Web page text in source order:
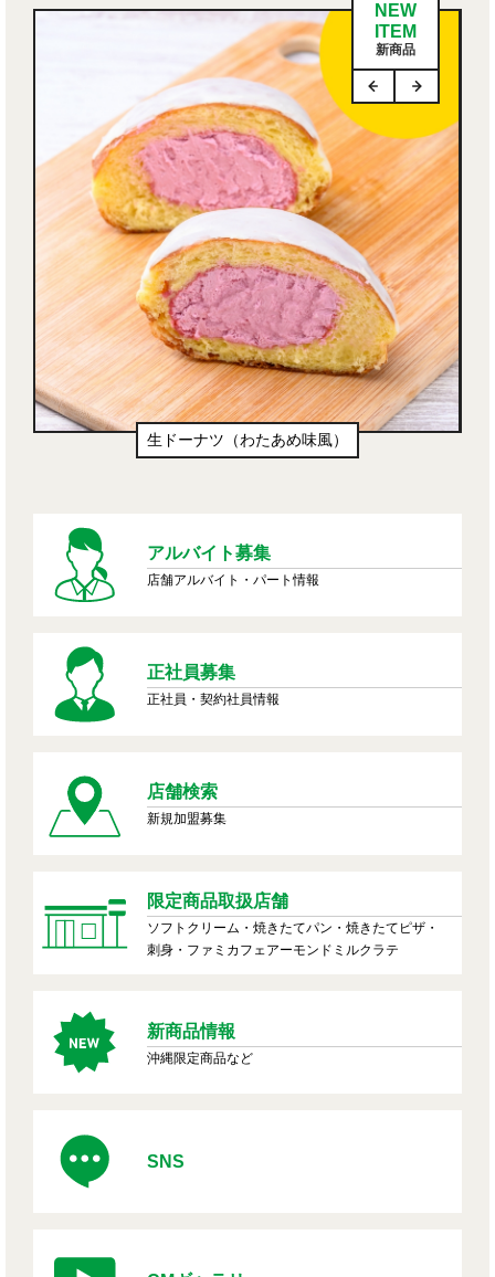
NEW
ITEM
新商品
生ドーナツ（わたあめ味風）
アルバイト募集
店舗アルバイト・パート情報
正社員募集
正社員・契約社員情報
店舗検索
新規加盟募集
限定商品取扱店舗
ソフトクリーム・焼きたてパン・焼きたてピザ・
刺身・ファミカフェアーモンドミルクラテ
新商品情報
沖縄限定商品など
SNS